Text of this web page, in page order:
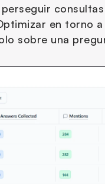
en torno
sobre una